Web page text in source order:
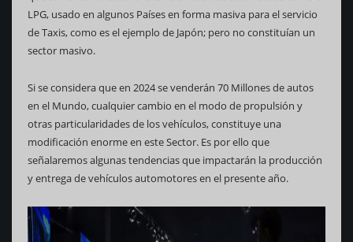
LPG, usado en algunos Países en forma masiva para el servicio
de Taxis, como es el ejemplo de Japón; pero no constituían un
sector masivo.
Si se considera que en 2024 se venderán 70 Millones de autos
en el Mundo, cualquier cambio en el modo de propulsión y
otras particularidades de los vehículos, constituye una
modificación enorme en este Sector. Es por ello que
señalaremos algunas tendencias que impactarán la producción
y entrega de vehículos automotores en el presente año.